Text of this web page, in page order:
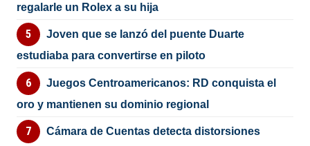
regalarle un Rolex a su hija
Joven que se lanzó del puente Duarte
estudiaba para convertirse en piloto
Juegos Centroamericanos: RD conquista el
oro y mantienen su dominio regional
Cámara de Cuentas detecta distorsiones